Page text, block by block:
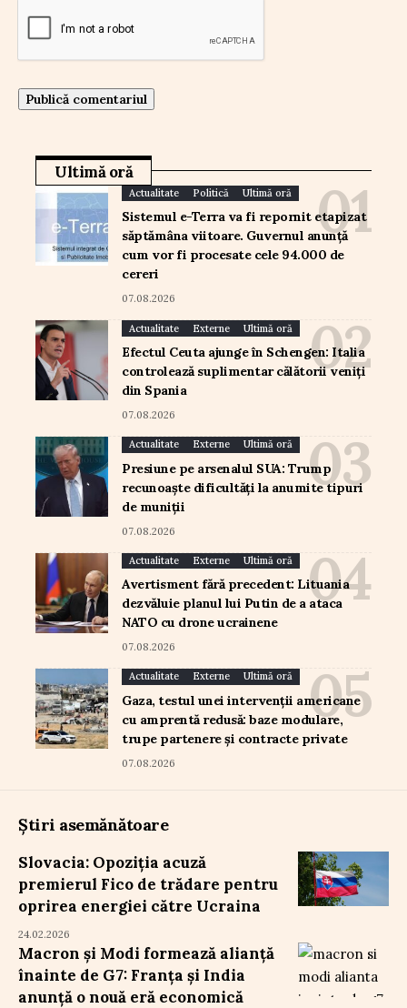
Ultimă oră
Actualitate Politică Ultimă oră
Sistemul e-Terra va fi repornit etapizat
săptămâna viitoare. Guvernul anunță
cum vor fi procesate cele 94.000 de
cereri
07.08.2026
Actualitate Externe Ultimă oră
Efectul Ceuta ajunge în Schengen: Italia
controlează suplimentar călătorii veniți
din Spania
07.08.2026
Actualitate Externe Ultimă oră
Presiune pe arsenalul SUA: Trump
recunoaște dificultăți la anumite tipuri
de muniții
07.08.2026
Actualitate Externe Ultimă oră
Avertisment fără precedent: Lituania
dezvăluie planul lui Putin de a ataca
NATO cu drone ucrainene
07.08.2026
Actualitate Externe Ultimă oră
Gaza, testul unei intervenții americane
cu amprentă redusă: baze modulare,
trupe partenere și contracte private
07.08.2026
Știri asemănătoare
Slovacia: Opoziția acuză
premierul Fico de trădare pentru
oprirea energiei către Ucraina
24.02.2026
Macron și Modi formează alianță
înainte de G7: Franța și India
anunță o nouă eră economică